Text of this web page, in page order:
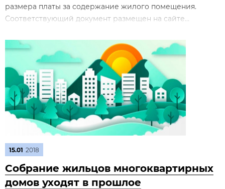
размера платы за содержание жилого помещения.
Соответствующий документ размещен на сайте...
15.01 2018
Собрание жильцов многоквартирных
домов уходят в прошлое